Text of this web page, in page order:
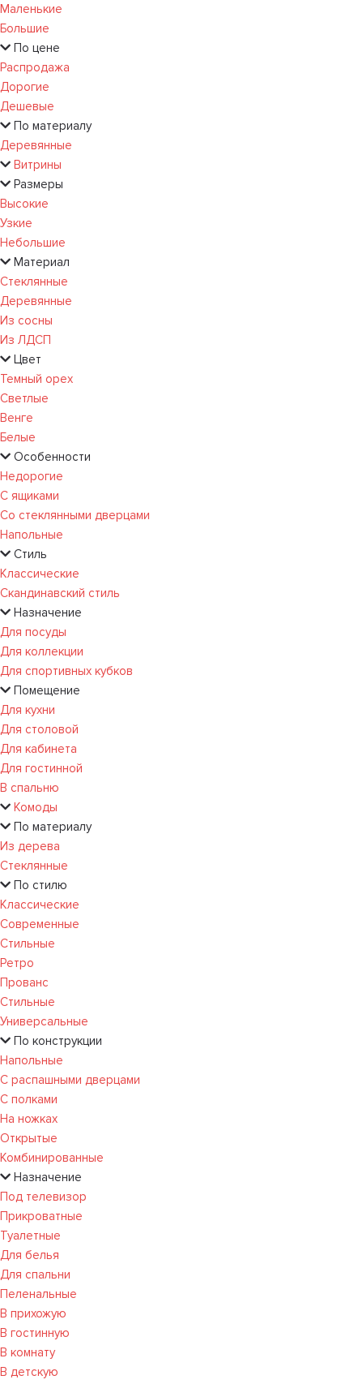
Маленькие
Большие
По цене
Распродажа
Дорогие
Дешевые
По материалу
Деревянные
Витрины
Размеры
Высокие
Узкие
Небольшие
Материал
Стеклянные
Деревянные
Из сосны
Из ЛДСП
Цвет
Темный орех
Светлые
Венге
Белые
Особенности
Недорогие
С ящиками
Со стеклянными дверцами
Напольные
Стиль
Классические
Скандинавский стиль
Назначение
Для посуды
Для коллекции
Для спортивных кубков
Помещение
Для кухни
Для столовой
Для кабинета
Для гостинной
В спальню
Комоды
По материалу
Из дерева
Стеклянные
По стилю
Классические
Современные
Стильные
Ретро
Прованс
Стильные
Универсальные
По конструкции
Напольные
С распашными дверцами
С полками
На ножках
Открытые
Комбинированные
Назначение
Под телевизор
Прикроватные
Туалетные
Для белья
Для спальни
Пеленальные
В прихожую
В гостинную
В комнату
В детскую